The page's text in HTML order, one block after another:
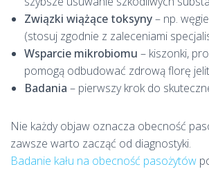
Związki wiążące toksyny– np.
(stosuj zgodnie z zaleceniami
Wsparcie mikrobiomu – kiszonki,
pomogą odbudować zdrową florę
Badania – pierwszy krok do
Nie każdy objaw oznacza obecność
zawsze warto zacząć od diagnostyki.
Badanie kału na obecność pasożytów